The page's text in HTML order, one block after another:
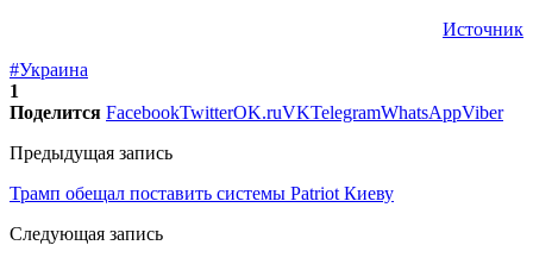
Источник
#Украина
1
Поделится FacebookTwitterOK.ruVKTelegramWhatsAppViber
Предыдущая запись
Трамп обещал поставить системы Patriot Киеву
Следующая запись